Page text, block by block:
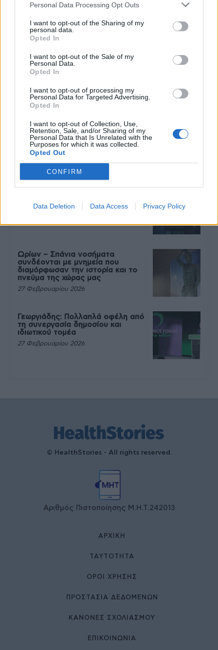
Personal Data Processing Opt Outs
I want to opt-out of the Sharing of my
personal data.
Opted In
I want to opt-out of the Sale of my
Personal Data.
Opted In
I want to opt-out of processing my
Personal Data for Targeted Advertising.
Opted In
I want to opt-out of Collection, Use,
Retention, Sale, and/or Sharing of my
Personal Data that Is Unrelated with the
Purposes for which it was collected.
Opted Out
CONFIRM
Data Deletion Data Access Privacy Policy
2 3
9 πράγματα που δεν πρέπει να
λέτε σε έναν επισκέπτη
27 Φεβρουαρίου 2026
Πάνω από 100 μωρά έχουν
γεννηθεί μέσω εξωσωματικής, με
την υποστήριξη της Be-Live
27 Φεβρουαρίου 2026
πάντα μετά την άσκηση
Ωρίων – Σπάνια νοσήματα
συνδέονται με μνημεία που
διαμόρφωσαν την ιστορία και το
πνεύμα της χώρας μας
27 Φεβρουαρίου 2026
Γεωργιάδης: Πολλαπλά οφέλη από
τη συνεργασία δημοσίου και
ιδιωτικού τομέα
27 Φεβρουαρίου 2026
© HealthStories - All rights reserved.
Αριθμός Πιστοποίησης Μ.Η.Τ.242013
ΑΡΧΙΚΉ
ΤΑΥΤΌΤΗΤΑ
ΌΡΟΙ ΧΡΉΣΗΣ
ΠΡΟΣΤΑΣΙΑ ΔΕΔΟΜΕΝΩΝ
ΚΑΝΟΝΕΣ ΣΧΟΛΙΑΣΜΟΥ
ΕΠΙΚΟΙΝΩΝΊΑ